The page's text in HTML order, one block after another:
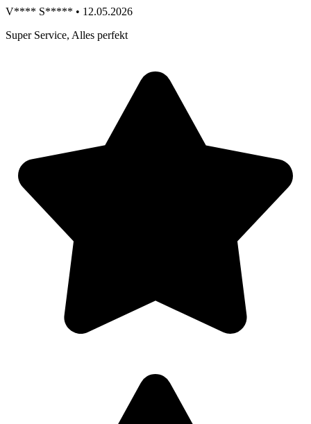
V**** S***** • 12.05.2026
Super Service, Alles perfekt